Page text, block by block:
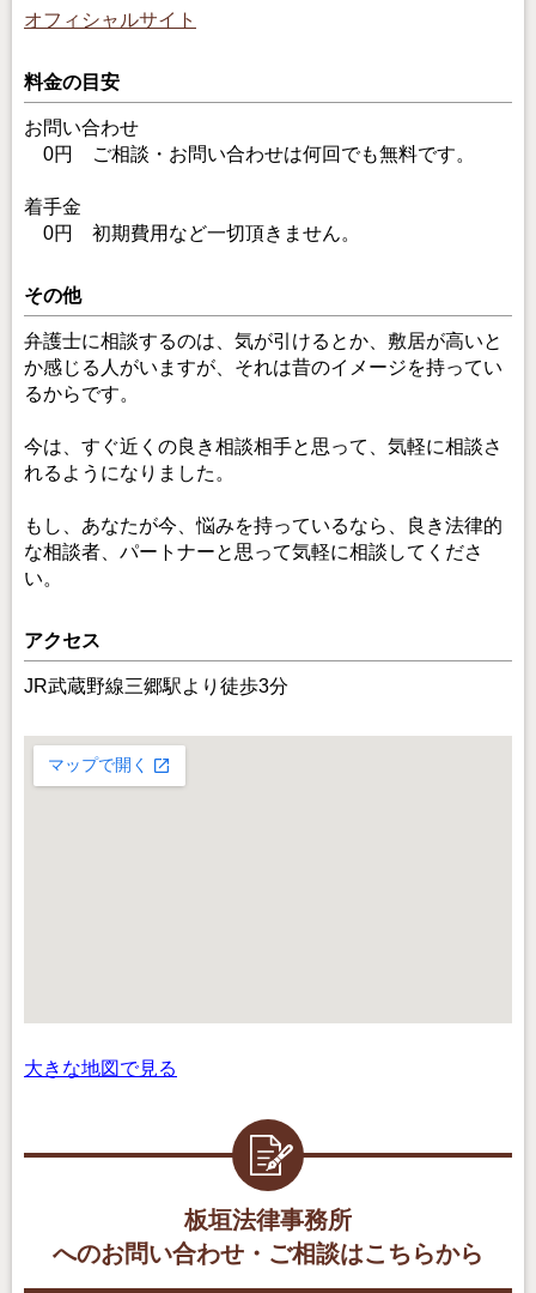
オフィシャルサイト
料金の目安
お問い合わせ
0円 ご相談・お問い合わせは何回でも無料です。
着手金
0円 初期費用など一切頂きません。
その他
弁護士に相談するのは、気が引けるとか、敷居が高いと
か感じる人がいますが、それは昔のイメージを持ってい
るからです。
今は、すぐ近くの良き相談相手と思って、気軽に相談さ
れるようになりました。
もし、あなたが今、悩みを持っているなら、良き法律的
な相談者、パートナーと思って気軽に相談してくださ
い。
アクセス
JR武蔵野線三郷駅より徒歩3分
大きな地図で見る
板垣法律事務所
へのお問い合わせ・ご相談はこちらから